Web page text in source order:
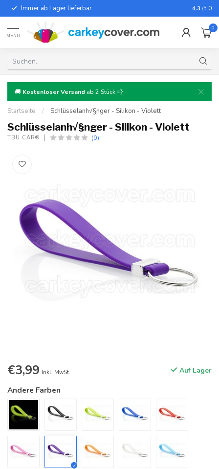
Immer ab Lager lieferbar Für fast
4.3 /5.0
MENU
0
🚚 Kostenloser Versand ab 2 Stück 💨
Startseite / Schlüsselanh√§nger - Silikon - Violett
Schlüsselanh√§nger - Silikon - Violett
TBU CAR® (0)
€3,99 Inkl. MwSt. Auf Lager
Andere Farben